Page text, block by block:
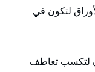
لتكون في
لتكسب تعاطف